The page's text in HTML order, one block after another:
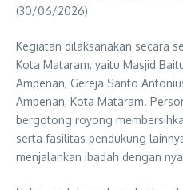
(30/06/2026)
Kegiatan dilaksanakan secara
Kota Mataram, yaitu Masjid
Ampenan, Gereja Santo
Ampenan, Kota Mataram.
bergotong royong
serta fasilitas pendukung
menjalankan ibadah dengan